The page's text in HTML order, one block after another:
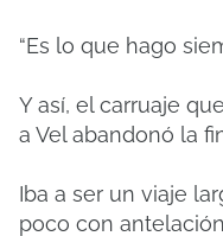
“Es lo que hago
Y así, el carruaje
a Vel abandonó la
Iba a ser un viaje
poco con